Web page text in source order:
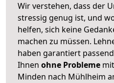
Wir verstehen, dass der
stressig genug ist, und
helfen, sich keine
machen zu müssen.
haben garantiert
Ihnen ohne Probleme
Minden nach Mühlheim